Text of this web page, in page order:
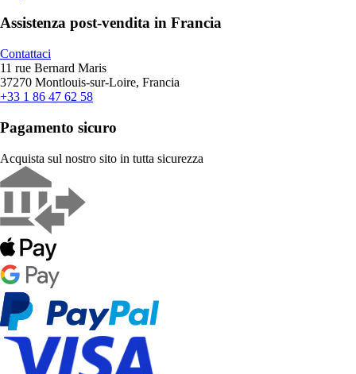
Assistenza post-vendita in Francia
Contattaci
11 rue Bernard Maris
37270 Montlouis-sur-Loire, Francia
+33 1 86 47 62 58
Pagamento sicuro
Acquista sul nostro sito in tutta sicurezza